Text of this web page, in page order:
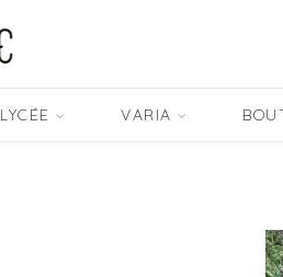
LYCÉE VARIA